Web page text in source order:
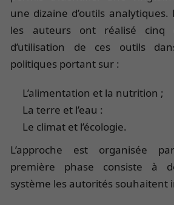
une dizaine d’outils analytiques.
les auteurs ont réalisé cinq
d’utilisation de ces outils
politiques portant sur :
L’alimentation et la nutrition ;
La terre et l’eau :
Le climat et l’écologie.
L’approche est organisée
première phase consiste à
système les autorités souhaitent